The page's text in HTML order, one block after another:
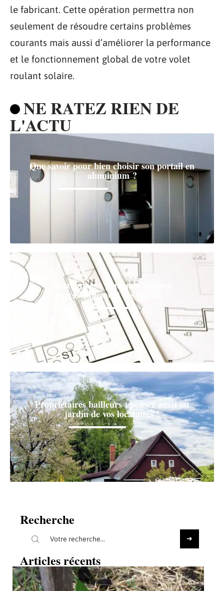
le fabricant. Cette opération permettra non
seulement de résoudre certains problèmes
courants mais aussi d’améliorer la performance
et le fonctionnement global de votre volet
roulant solaire.
NE RATEZ RIEN DE
L'ACTU
Que savoir pour bien choisir son portail en
aluminium ?
Entreprises : pourquoi rénover
énergétiquement vos locaux ?
Propriétaires bailleurs : pensez aussi au
jardin de vos locataires !
Recherche
Articles récents